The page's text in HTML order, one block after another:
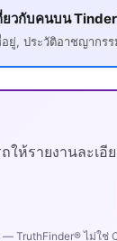
ยวกับคนบน
ยู่, ประวัติอาชญากร
ให้รายงานละเ
TruthFinder® ไม่ใช่